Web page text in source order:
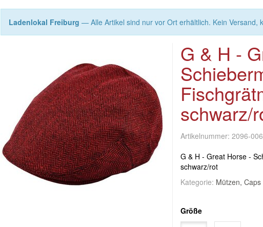
Ladenlokal Freiburg — Alle Artikel sind nur vor Ort erhältlich. Kein Versand,
G & H -
schwarz/
Artikelnummer: 2096-006
G & H - Great Horse -
schwarz/rot
Kategorie: Mützen, Caps
Größe